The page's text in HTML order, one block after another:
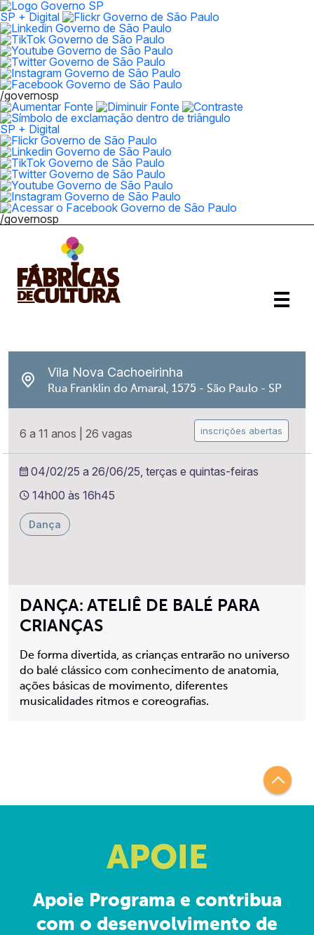
SP + Digital
/governosp
SP + Digital
/governosp
DANÇA: ATELIÊ DE BALÉ PARA
CRIANÇAS
De forma divertida, as crianças entrarão no universo
do balé clássico com conhecimento de anatomia,
ações básicas de movimento, diferentes
musicalidades ritmos e coreografias.
Vila Nova Cachoeirinha
Rua Franklin do Amaral, 1575 - São Paulo - SP
6 a 11 anos 26 vagas inscrições abertas
04/02/25 a 26/06/25, terças e quintas-feiras
14h00 às 16h45
Dança
APOIE
Apoie Programa e contribua
com o desenvolvimento de